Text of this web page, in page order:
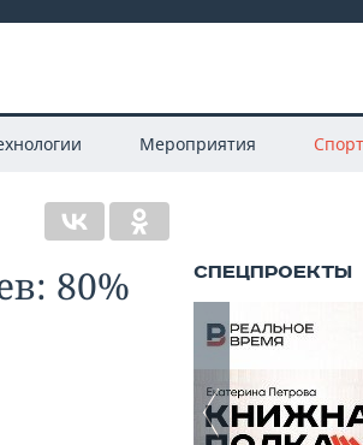
Мероприятия Спорт
80%